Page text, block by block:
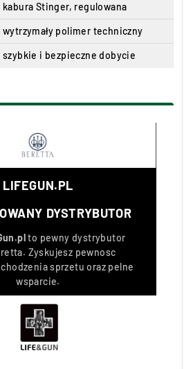
kabura Stinger, regulowana
wytrzymały polimer techniczny
szybkie i bezpieczne dobycie
LIFEGUN.PL
DYSTRYBUTOR
to pewny dystrybutor
. Zyskujesz pewnosc
sprzetu oraz pelne
wsparcie.